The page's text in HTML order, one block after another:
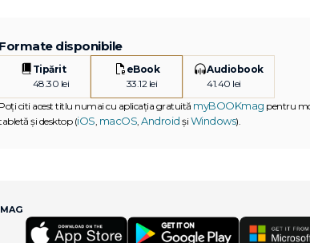
Formate disponibile
Tipărit
48.30 lei
eBook
33.12 lei
Audiobook
41.40 lei
Poți citi acest titlu numai cu aplicația gratuită myBOOKmag pentru
și desktop (iOS macOS Android și Windows).